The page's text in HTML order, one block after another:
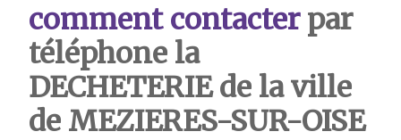
comment contacterpar
téléphone la
DECHETERIE de la ville
de MEZIERES-SUR-OISE